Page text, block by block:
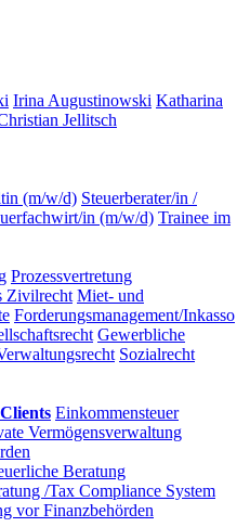
Irina Augustinowski Katharina
Jellitsch
(m/w/d) Steuerberater/in /
in (m/w/d) Trainee im
Prozessvertretung
Zivilrecht Miet- und
Forderungsmanagement/Inkasso
Gewerbliche
Sozialrecht
Einkommensteuer
Vermögensverwaltung
Beratung
/Tax Compliance System
vor Finanzbehörden